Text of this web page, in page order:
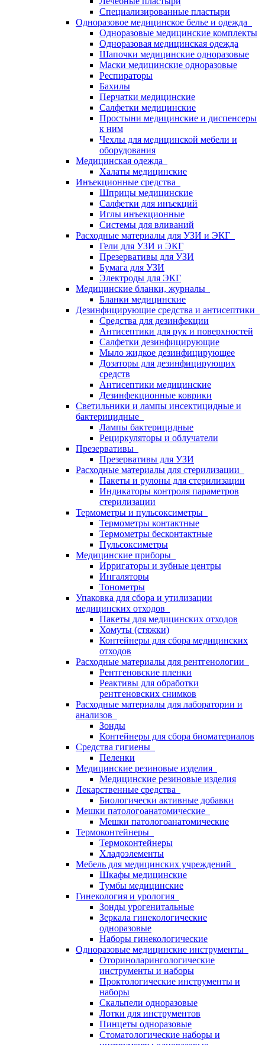
Специализированные пластыри
Одноразовое медицинское белье и одежда
Одноразовые медицинские комплекты
Одноразовая медицинская одежда
Шапочки медицинские одноразовые
Маски медицинские одноразовые
Респираторы
Бахилы
Перчатки медицинские
Салфетки медицинские
Простыни медицинские и диспенсеры
к ним
Чехлы для медицинской мебели и
оборудования
Медицинская одежда
Халаты медицинские
Инъекционные средства
Шприцы медицинские
Салфетки для инъекций
Иглы инъекционные
Системы для вливаний
Расходные материалы для УЗИ и ЭКГ
Гели для УЗИ и ЭКГ
Презервативы для УЗИ
Бумага для УЗИ
Электроды для ЭКГ
Медицинские бланки, журналы
Бланки медицинские
Дезинфицирующие средства и антисептики
Средства для дезинфекции
Антисептики для рук и поверхностей
Салфетки дезинфицирующие
Мыло жидкое дезинфицирующее
Дозаторы для дезинфицирующих
средств
Антисептики медицинские
Дезинфекционные коврики
Светильники и лампы инсектицидные и
бактерицидные
Лампы бактерицидные
Рециркуляторы и облучатели
Презервативы
Презервативы для УЗИ
Расходные материалы для стерилизации
Пакеты и рулоны для стерилизации
Индикаторы контроля параметров
стерилизации
Термометры и пульсоксиметры
Термометры контактные
Термометры бесконтактные
Пульсоксиметры
Медицинские приборы
Ирригаторы и зубные центры
Ингаляторы
Тонометры
Упаковка для сбора и утилизации
медицинских отходов
Пакеты для медицинских отходов
Хомуты (стяжки)
Контейнеры для сбора медицинских
отходов
Расходные материалы для рентгенологии
Рентгеновские пленки
Реактивы для обработки
рентгеновских снимков
Расходные материалы для лаборатории и
анализов
Зонды
Контейнеры для сбора биоматериалов
Средства гигиены
Пеленки
Медицинские резиновые изделия
Медицинские резиновые изделия
Лекарственные средства
Биологически активные добавки
Мешки патологоанатомические
Мешки патологоанатомические
Термоконтейнеры
Термоконтейнеры
Хладоэлементы
Мебель для медицинских учреждений
Шкафы медицинские
Тумбы медицинские
Гинекология и урология
Зонды урогенитальные
Зеркала гинекологические
одноразовые
Наборы гинекологические
Одноразовые медицинские инструменты
Оториноларингологические
инструменты и наборы
Проктологические инструменты и
наборы
Скальпели одноразовые
Лотки для инструментов
Пинцеты одноразовые
Стоматологические наборы и